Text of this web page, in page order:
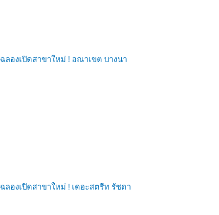
ฉลองเปิดสาขาใหม่ ! อณาเขต บางนา
ฉลองเปิดสาขาใหม่ ! เดอะสตรีท รัชดา